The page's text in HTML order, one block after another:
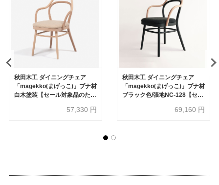
秋田木工 ダイニングチェア
「magekko(まげっこ)」ブナ材
白木塗装【セール対象品のため
57,330 円
秋田木工 ダイニングチェア
「magekko(まげっこ)」ブナ材
ブラック色/張地NC-128【セー
69,160 円